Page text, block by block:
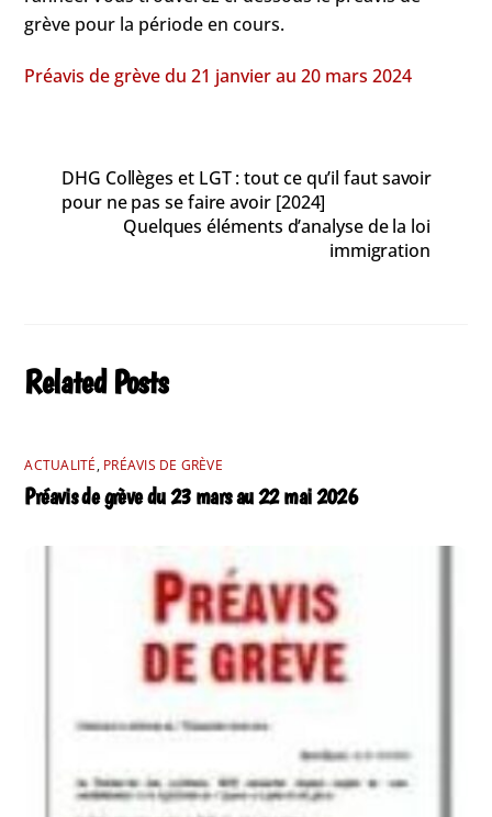
grève pour la période en cours.
Préavis de grève du 21 janvier au 20 mars 2024
DHG Collèges et LGT : tout ce qu’il faut savoir
pour ne pas se faire avoir [2024]
Quelques éléments d’analyse de la loi
immigration
Related Posts
ACTUALITÉ, PRÉAVIS DE GRÈVE
Préavis de grève du 23 mars au 22 mai 2026